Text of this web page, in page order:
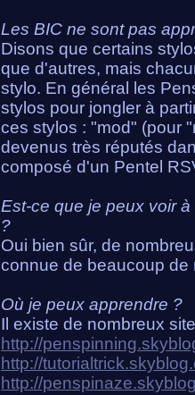
Les BIC ne sont pas
Disons que certains
que d'autres, mais
stylo. En général les
stylos pour jongler à
ces stylos : "mod" (pour
devenus très réputés
composé d'un Pentel
Est-ce que je peux voir
?
Oui bien sûr, de
connue de beaucoup
Où je peux apprendre ?
Il existe de nombreux
http://
http://
http://